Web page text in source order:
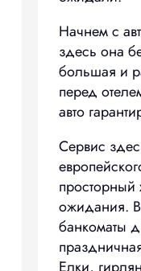
Начнем с
здесь она
большая и
перед
авто
Сервис
ожидания.
банкоматы
Елки,